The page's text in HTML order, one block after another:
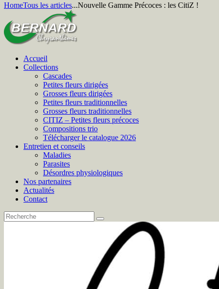
HomeTous les articles...Nouvelle Gamme Précoces : les CitiZ !
Accueil
Collections
Cascades
Petites fleurs dirigées
Grosses fleurs dirigées
Petites fleurs traditionnelles
Grosses fleurs traditionnelles
CITIZ – Petites fleurs précoces
Compositions trio
Télécharger le catalogue 2026
Entretien et conseils
Maladies
Parasites
Désordres physiologiques
Nos partenaires
Actualités
Contact